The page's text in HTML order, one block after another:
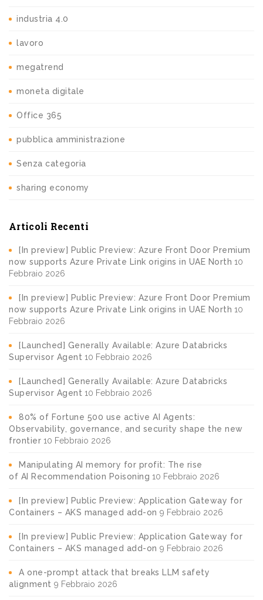
industria 4.0
lavoro
megatrend
moneta digitale
Office 365
pubblica amministrazione
Senza categoria
sharing economy
Articoli Recenti
[In preview] Public Preview: Azure Front Door Premium
now supports Azure Private Link origins in UAE North 10
Febbraio 2026
[In preview] Public Preview: Azure Front Door Premium
now supports Azure Private Link origins in UAE North 10
Febbraio 2026
[Launched] Generally Available: Azure Databricks
Supervisor Agent 10 Febbraio 2026
[Launched] Generally Available: Azure Databricks
Supervisor Agent 10 Febbraio 2026
80% of Fortune 500 use active AI Agents:
Observability, governance, and security shape the new
frontier 10 Febbraio 2026
Manipulating AI memory for profit: The rise
of AI Recommendation Poisoning 10 Febbraio 2026
[In preview] Public Preview: Application Gateway for
Containers – AKS managed add-on 9 Febbraio 2026
[In preview] Public Preview: Application Gateway for
Containers – AKS managed add-on 9 Febbraio 2026
A one-prompt attack that breaks LLM safety
alignment 9 Febbraio 2026